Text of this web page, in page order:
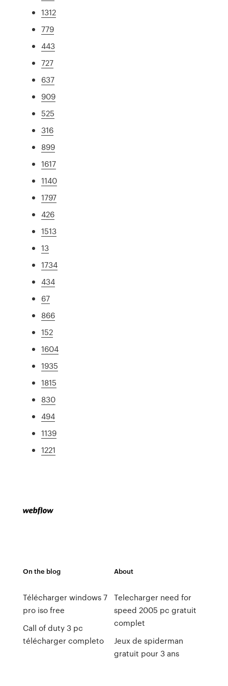
1312
779
443
727
637
909
525
316
899
1617
1140
1797
426
1513
13
1734
434
67
866
152
1604
1935
1815
830
494
1139
1221
On the blog
Télécharger windows 7
pro iso free
Call of duty 3 pc
télécharger completo
About
Telecharger need for
speed 2005 pc gratuit
complet
Jeux de spiderman
gratuit pour 3 ans